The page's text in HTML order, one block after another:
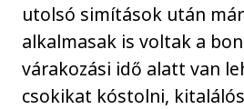
utolsó simítások után
alkalmasak is voltak a
várakozási idő alatt van
csokikat kóstolni,